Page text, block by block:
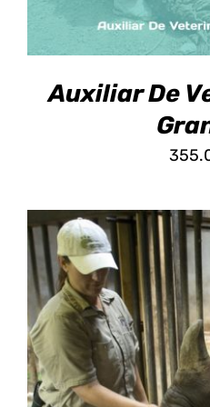
Auxiliar De
SELECCIONAR